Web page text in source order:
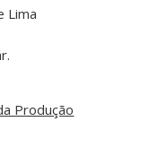
Lima
Produção